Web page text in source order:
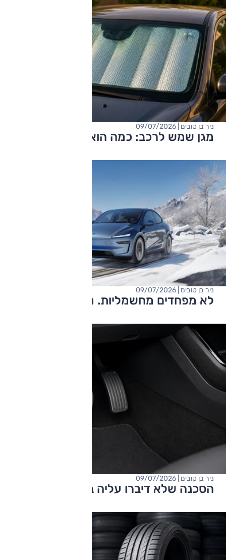
מגן שמש לרכב: כמה הוא באמת עוזר?
ניר בן טובים | 09/07/2026
לא מפחדים מחשמליות. מפחדים מסיניות
ניר בן טובים | 09/07/2026
הסכנה שלא דיברו עליה ברכב חשמלי
ניר בן טובים | 09/07/2026